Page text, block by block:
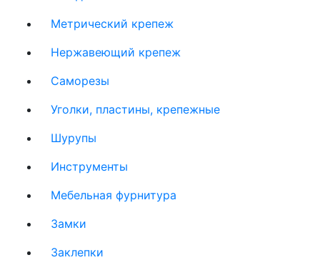
Метрический крепеж
Нержавеющий крепеж
Саморезы
Уголки, пластины, крепежные
Шурупы
Инструменты
Мебельная фурнитура
Замки
Заклепки